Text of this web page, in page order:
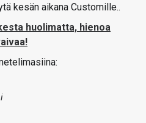
kesän aikana Customille..
huolimatta, hienoa